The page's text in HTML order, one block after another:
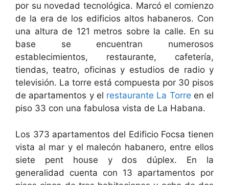
por su novedad tecnológica. Marcó el comienzo
de la era de los edificios altos habaneros. Con
una altura de 121 metros sobre la calle. En su
base se encuentran numerosos
establecimientos, restaurante, cafetería,
tiendas, teatro, oficinas y estudios de radio y
televisión. La torre está compuesta por 30 pisos
de apartamentos y el restaurante La Torre en el
piso 33 con una fabulosa vista de La Habana.
Los 373 apartamentos del Edificio Focsa tienen
vista al mar y el malecón habanero, entre ellos
siete pent house y dos dúplex. En la
generalidad cuenta con 13 apartamentos por